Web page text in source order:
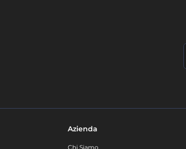
Azienda
Chi Siamo